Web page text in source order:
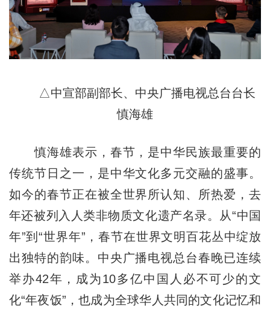
△中宣部副部长、中央广播电视总台台长
慎海雄
慎海雄表示，春节，是中华民族最重要的
传统节日之一，是中华文化多元交融的盛事。
如今的春节正在被全世界所认知、所热爱，去
年还被列入人类非物质文化遗产名录。从“中国
年”到“世界年”，春节在世界文明百花丛中绽放
出独特的韵味。中央广播电视总台春晚已连续
举办42年，成为10多亿中国人必不可少的文
化“年夜饭”，也成为全球华人共同的文化记忆和